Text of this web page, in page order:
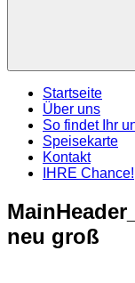
Startseite
Über uns
So findet Ihr
Speisekarte
Kontakt
IHRE Chance!
neu groß